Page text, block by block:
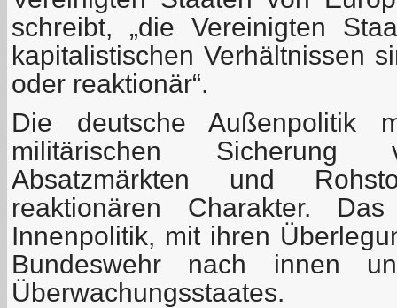
schreibt, „die Vereinigten
kapitalistischen Verhältnissen
oder reaktionär“.
Die deutsche Außenpolitik
militärischen Sicherung
Absatzmärkten und
reaktionären Charakter.
Innenpolitik, mit ihren
Bundeswehr nach innen
Überwachungsstaates.